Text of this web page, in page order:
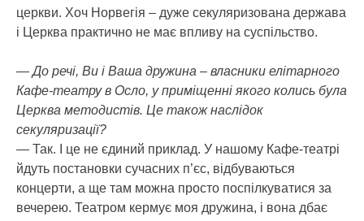
церкви. Хоч Норвегія – дуже секуляризована держава
і Церква практично не має впливу на суспільство.
— До речі, Ви і Ваша дружина – власники елітарного
Кафе-театру в Осло, у приміщенні якого колись була
Церква методистів. Це також наслідок
секуляризації?
— Так. І це не єдиний приклад. У нашому Кафе-театрі
йдуть постановки сучасних п’єс, відбуваються
концерти, а ще там можна просто поспілкуватися за
вечерею. Театром кермує моя дружина, і вона дбає